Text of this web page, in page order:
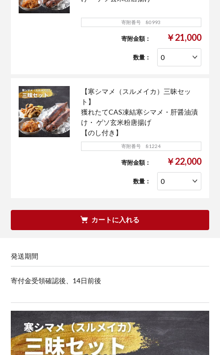
寄附番号 80993
寄附金額： ￥21,000
数量：
【寒シマメ（スルメイカ）三昧セッ
ト】
獲れたてCAS凍結寒シマメ・肝醤油漬
け・ ゲソ玄米粉唐揚げ
【のし付き】
寄附番号 81224
寄附金額： ￥22,000
数量：
カートに入れる
発送期間
寄付金受領確認後、14日前後